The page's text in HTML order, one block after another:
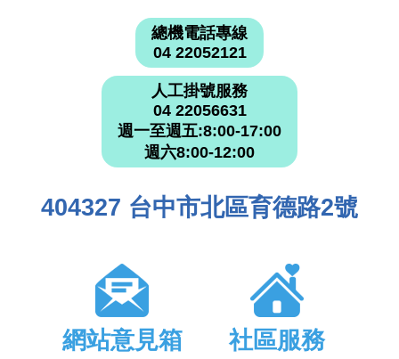
總機電話專線
04 22052121
人工掛號服務
04 22056631
週一至週五:8:00-17:00
週六8:00-12:00
404327 台中市北區育德路2號
網站意見箱 社區服務